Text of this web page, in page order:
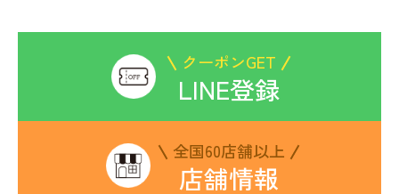
クーポンGET
LINE登録
全国60店舗以上
店舗情報